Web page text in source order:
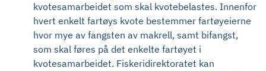
kvotesamarbeidet som skal kvotebelastes. Innenfor
hvert enkelt fartøys kvote bestemmer fartøyeierne
hvor mye av fangsten av makrell, samt bifangst,
som skal føres på det enkelte fartøyet i
kvotesamarbeidet. Fiskeridirektoratet kan